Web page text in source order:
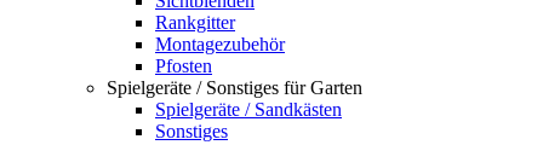
Rankgitter
Montagezubehör
Pfosten
Spielgeräte / Sonstiges für Garten
Spielgeräte / Sandkästen
Sonstiges